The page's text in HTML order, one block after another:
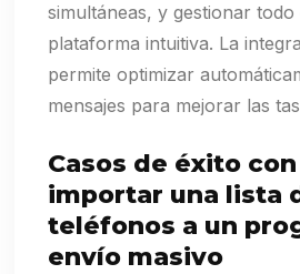
simultáneas, y gestionar todo
plataforma intuitiva. La
permite optimizar
mensajes para mejorar las
Casos de éxito
importar una lista
teléfonos a un
envío masivo